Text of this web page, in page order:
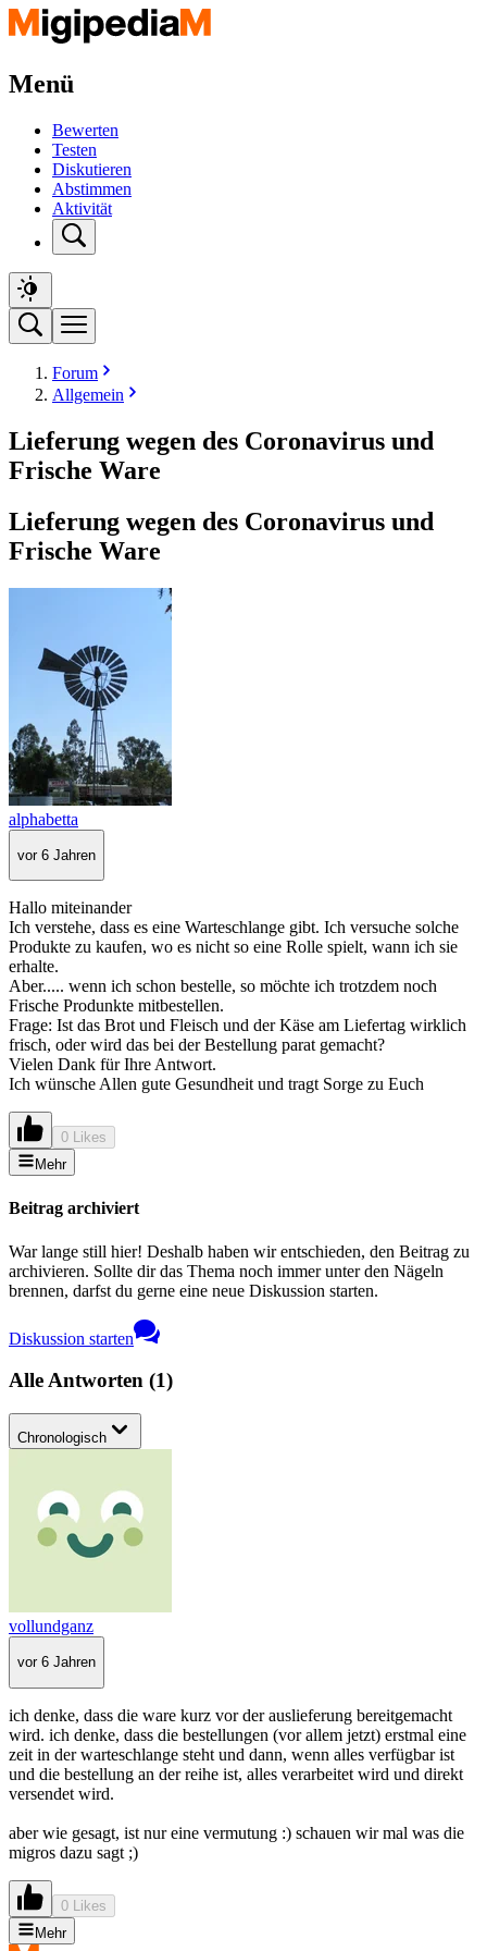
Menü
Bewerten
Testen
Diskutieren
Abstimmen
Aktivität
Forum
Allgemein
Lieferung wegen des Coronavirus und
Frische Ware
Lieferung wegen des Coronavirus und
Frische Ware
alphabetta
vor 6 Jahren
Hallo miteinander
Ich verstehe, dass es eine Warteschlange gibt. Ich versuche solche
Produkte zu kaufen, wo es nicht so eine Rolle spielt, wann ich sie
erhalte.
Aber..... wenn ich schon bestelle, so möchte ich trotzdem noch
Frische Produnkte mitbestellen.
Frage: Ist das Brot und Fleisch und der Käse am Liefertag wirklich
frisch, oder wird das bei der Bestellung parat gemacht?
Vielen Dank für Ihre Antwort.
Ich wünsche Allen gute Gesundheit und tragt Sorge zu Euch
0 Likes
Mehr
Beitrag archiviert
War lange still hier! Deshalb haben wir entschieden, den Beitrag zu
archivieren. Sollte dir das Thema noch immer unter den Nägeln
brennen, darfst du gerne eine neue Diskussion starten.
Diskussion starten
Alle Antworten (1)
Chronologisch
vollundganz
vor 6 Jahren
ich denke, dass die ware kurz vor der auslieferung bereitgemacht
wird. ich denke, dass die bestellungen (vor allem jetzt) erstmal eine
zeit in der warteschlange steht und dann, wenn alles verfügbar ist
und die bestellung an der reihe ist, alles verarbeitet wird und direkt
versendet wird.
aber wie gesagt, ist nur eine vermutung :) schauen wir mal was die
migros dazu sagt ;)
0 Likes
Mehr